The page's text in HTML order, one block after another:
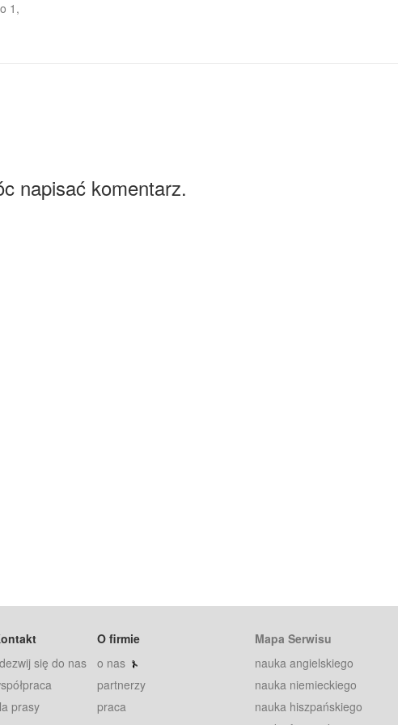
1,
napisać komentarz.
się do nas
prasy
O firmie
o nas
partnerzy
praca
Mapa Serwisu
nauka angielskiego
nauka niemieckiego
nauka hiszpańskiego